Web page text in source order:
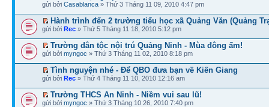
gửi bởi Casablanca » Thứ 3 Tháng 11 09, 2010 4:47 pm
Hành trình đến 2 trường tiểu học xã Quảng Văn (Quảng
gửi bởi Rec » Thứ 5 Tháng 11 18, 2010 5:12 pm
Trường dân tộc nội trú Quảng Ninh - Mùa đông ấm!
gửi bởi myngoc » Thứ 3 Tháng 11 02, 2010 8:18 pm
Tình nguyện nhé - Để QBO đưa bạn về Kiến Giang
gửi bởi Rec » Thứ 4 Tháng 11 10, 2010 12:16 am
Trường THCS An Ninh - Niềm vui sau lũ!
gửi bởi myngoc » Thứ 3 Tháng 10 26, 2010 7:40 pm